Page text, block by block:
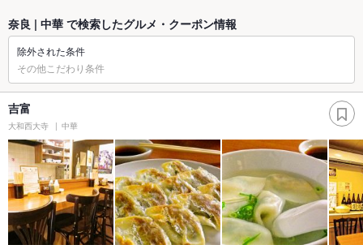
奈良 | 中華 で検索したグルメ・クーポン情報
除外された条件
その他こだわり条件
吉富
大和西大寺 中華